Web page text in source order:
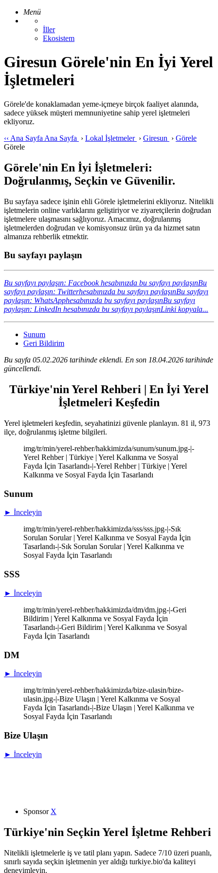
Menü
İller
Ekosistem
Giresun Görele'nin En İyi Yerel
İşletmeleri
Görele'de konaklamadan yeme-içmeye birçok faaliyet alanında,
sadece yüksek müşteri memnuniyetine sahip yerel işletmeleri
ekliyoruz.
‹‹ Ana Sayfa Ana Sayfa › Lokal İşletmeler › Giresun › Görele
Görele
Görele'nin En İyi İşletmeleri:
Doğrulanmış, Seçkin ve Güvenilir.
Bu sayfaya sadece işinin ehli Görele işletmelerini ekliyoruz. Nitelikli
işletmelerin online varlıklarını geliştiriyor ve ziyaretçilerin doğrudan
işletmelere ulaşmasını sağlıyoruz. Amacımız, doğrulanmış
işletmelerden doğrudan ve komisyonsuz ürün ya da hizmet satın
almanıza rehberlik etmektir.
Bu sayfayı paylaşın
Bu sayfayı paylaşın: Facebook hesabınızda bu sayfayı paylaşınBu
sayfayı paylaşın: Twitterhesabınızda bu sayfayı paylaşınBu sayfayı
paylaşın: WhatsApphesabınızda bu sayfayı paylaşınBu sayfayı
paylaşın: LinkedIn hesabınızda bu sayfayı paylaşınLinki kopyala...
Sunum
Geri Bildirim
Bu sayfa 05.02.2026 tarihinde eklendi. En son 18.04.2026 tarihinde
güncellendi.
Türkiye'nin Yerel Rehberi | En İyi Yerel
İşletmeleri Keşfedin
Yerel işletmeleri keşfedin, seyahatinizi güvenle planlayın. 81 il, 973
ilçe, doğrulanmış işletme bilgileri.
img/tr/min/yerel-rehber/hakkimizda/sunum/sunum.jpg-|-
Yerel Rehber | Türkiye | Yerel Kalkınma ve Sosyal
Fayda İçin Tasarlandı-|-Yerel Rehber | Türkiye | Yerel
Kalkınma ve Sosyal Fayda İçin Tasarlandı
Sunum
► İnceleyin
img/tr/min/yerel-rehber/hakkimizda/sss/sss.jpg-|-Sık
Sorulan Sorular | Yerel Kalkınma ve Sosyal Fayda İçin
Tasarlandı-|-Sık Sorulan Sorular | Yerel Kalkınma ve
Sosyal Fayda İçin Tasarlandı
SSS
► İnceleyin
img/tr/min/yerel-rehber/hakkimizda/dm/dm.jpg-|-Geri
Bildirim | Yerel Kalkınma ve Sosyal Fayda İçin
Tasarlandı-|-Geri Bildirim | Yerel Kalkınma ve Sosyal
Fayda İçin Tasarlandı
DM
► İnceleyin
img/tr/min/yerel-rehber/hakkimizda/bize-ulasin/bize-
ulasin.jpg-|-Bize Ulaşın | Yerel Kalkınma ve Sosyal
Fayda İçin Tasarlandı-|-Bize Ulaşın | Yerel Kalkınma ve
Sosyal Fayda İçin Tasarlandı
Bize Ulaşın
► İnceleyin
Sponsor X
Türkiye'nin Seçkin Yerel İşletme Rehberi
Nitelikli işletmelerle iş ve tatil planı yapın. Sadece 7/10 üzeri puanlı,
sınırlı sayıda seçkin işletmenin yer aldığı turkiye.bio'da kaliteyi
deneyimleyin.